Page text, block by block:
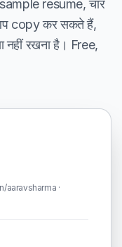
resume, चार
copy कर सकते हैं,
रखना है। Free,
aaravsharma ·